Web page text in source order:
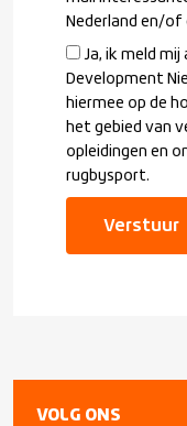
Nederland en/of
Ja, ik meld mij
Development
hiermee op de
het gebied van
opleidingen en
rugbysport.
Verstuur
VOLG ONS